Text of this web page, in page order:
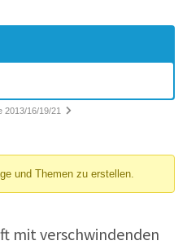
2013/16/19/21
und Themen zu erstellen.
mit verschwindenden